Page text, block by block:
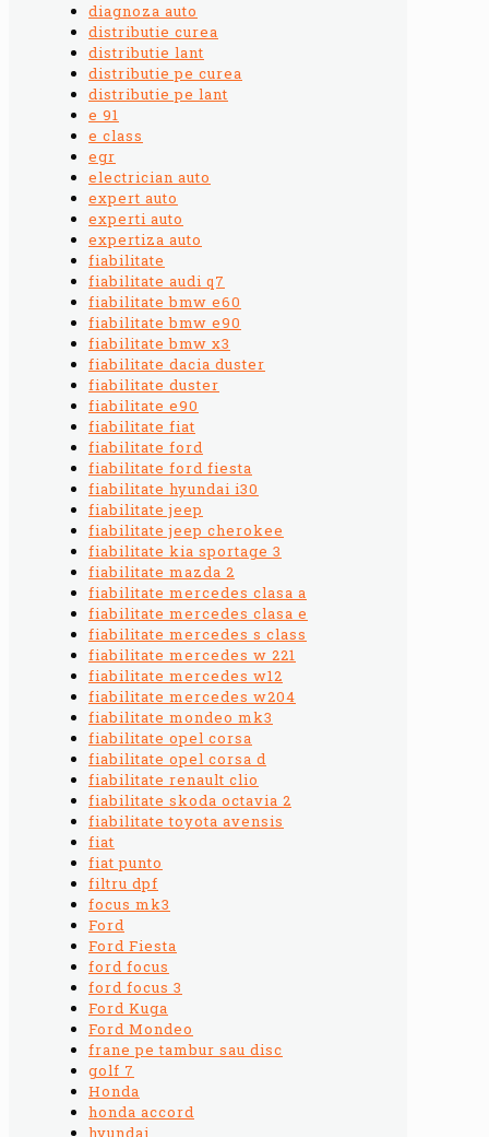
diagnoza auto
distributie curea
distributie lant
distributie pe curea
distributie pe lant
e 91
e class
egr
electrician auto
expert auto
experti auto
expertiza auto
fiabilitate
fiabilitate audi q7
fiabilitate bmw e60
fiabilitate bmw e90
fiabilitate bmw x3
fiabilitate dacia duster
fiabilitate duster
fiabilitate e90
fiabilitate fiat
fiabilitate ford
fiabilitate ford fiesta
fiabilitate hyundai i30
fiabilitate jeep
fiabilitate jeep cherokee
fiabilitate kia sportage 3
fiabilitate mazda 2
fiabilitate mercedes clasa a
fiabilitate mercedes clasa e
fiabilitate mercedes s class
fiabilitate mercedes w 221
fiabilitate mercedes w12
fiabilitate mercedes w204
fiabilitate mondeo mk3
fiabilitate opel corsa
fiabilitate opel corsa d
fiabilitate renault clio
fiabilitate skoda octavia 2
fiabilitate toyota avensis
fiat
fiat punto
filtru dpf
focus mk3
Ford
Ford Fiesta
ford focus
ford focus 3
Ford Kuga
Ford Mondeo
frane pe tambur sau disc
golf 7
Honda
honda accord
hyundai